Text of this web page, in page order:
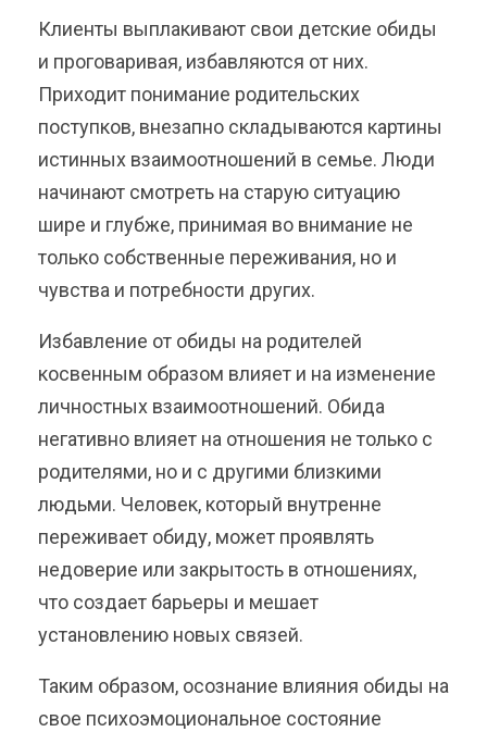
Клиенты выплакивают свои детские обиды
и проговаривая, избавляются от них.
Приходит понимание родительских
поступков, внезапно складываются картины
истинных взаимоотношений в семье. Люди
начинают смотреть на старую ситуацию
шире и глубже, принимая во внимание не
только собственные переживания, но и
чувства и потребности других.
Избавление от обиды на родителей
косвенным образом влияет и на изменение
личностных взаимоотношений. Обида
негативно влияет на отношения не только с
родителями, но и с другими близкими
людьми. Человек, который внутренне
переживает обиду, может проявлять
недоверие или закрытость в отношениях,
что создает барьеры и мешает
установлению новых связей.
Таким образом, осознание влияния обиды на
свое психоэмоциональное состояние